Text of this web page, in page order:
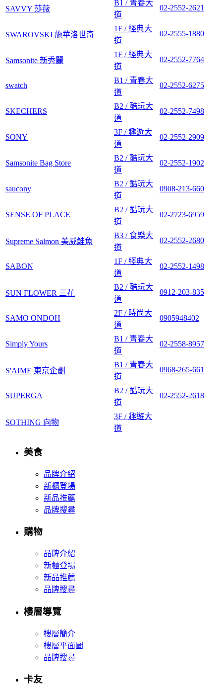
SAVVY 莎薇
B1 / 青春大
道
02-2552-2621
SWAROVSKI 施華洛世奇
1F / 經典大
道
02-2555-1880
Samsonite 新秀麗
1F / 經典大
道
02-2552-7764
swatch
B1 / 青春大
道
02-2552-6275
SKECHERS
B2 / 酷玩大
道
02-2552-7498
SONY
3F / 趣遊大
道
02-2552-2909
Samsonite Bag Store
B2 / 酷玩大
道
02-2552-1902
saucony
B2 / 酷玩大
道
0908-213-660
SENSE OF PLACE
B2 / 酷玩大
道
02-2723-6959
Supreme Salmon 美威鮭魚
B3 / 食樂大
道
02-2552-2680
SABON
1F / 經典大
道
02-2552-1498
SUN FLOWER 三花
B2 / 酷玩大
道
0912-203-835
SAMO ONDOH
2F / 時尚大
道
0905948402
Simply Yours
B1 / 青春大
道
02-2558-8957
S'AIME 東京企劃
B1 / 青春大
道
0968-265-661
SUPERGA
B2 / 酷玩大
道
02-2552-2618
SOTHING 向物
3F / 趣遊大
道
美食
品牌介紹
新櫃登場
新品推薦
品牌搜尋
購物
品牌介紹
新櫃登場
新品推薦
品牌搜尋
樓層導覽
樓層簡介
樓層平面圖
品牌搜尋
卡友